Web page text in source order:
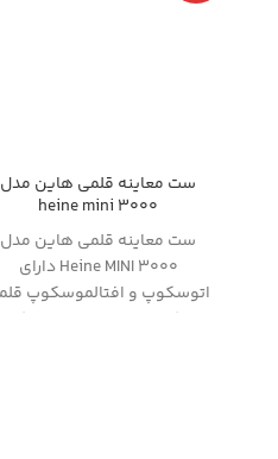
ست معاینه قلمی هاین مدل
heine mini 3000
ست معاینه قلمی هاین مدل
Heine MINI 3000 دارای
اتوسکوپ و افتالموسکوپ
با کیفیت بالا محصول شرکت